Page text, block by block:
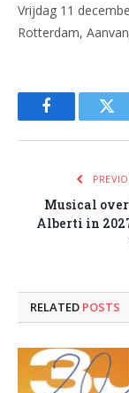
Vrijdag 11
Rotterdam,
Facebook
Musical
Alberti in
RELATED POSTS